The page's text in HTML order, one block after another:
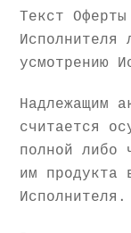
Текст
Исполнителя
усмотрению
Надлежащим
считается
полной либо
им продукта
Исполнителя.